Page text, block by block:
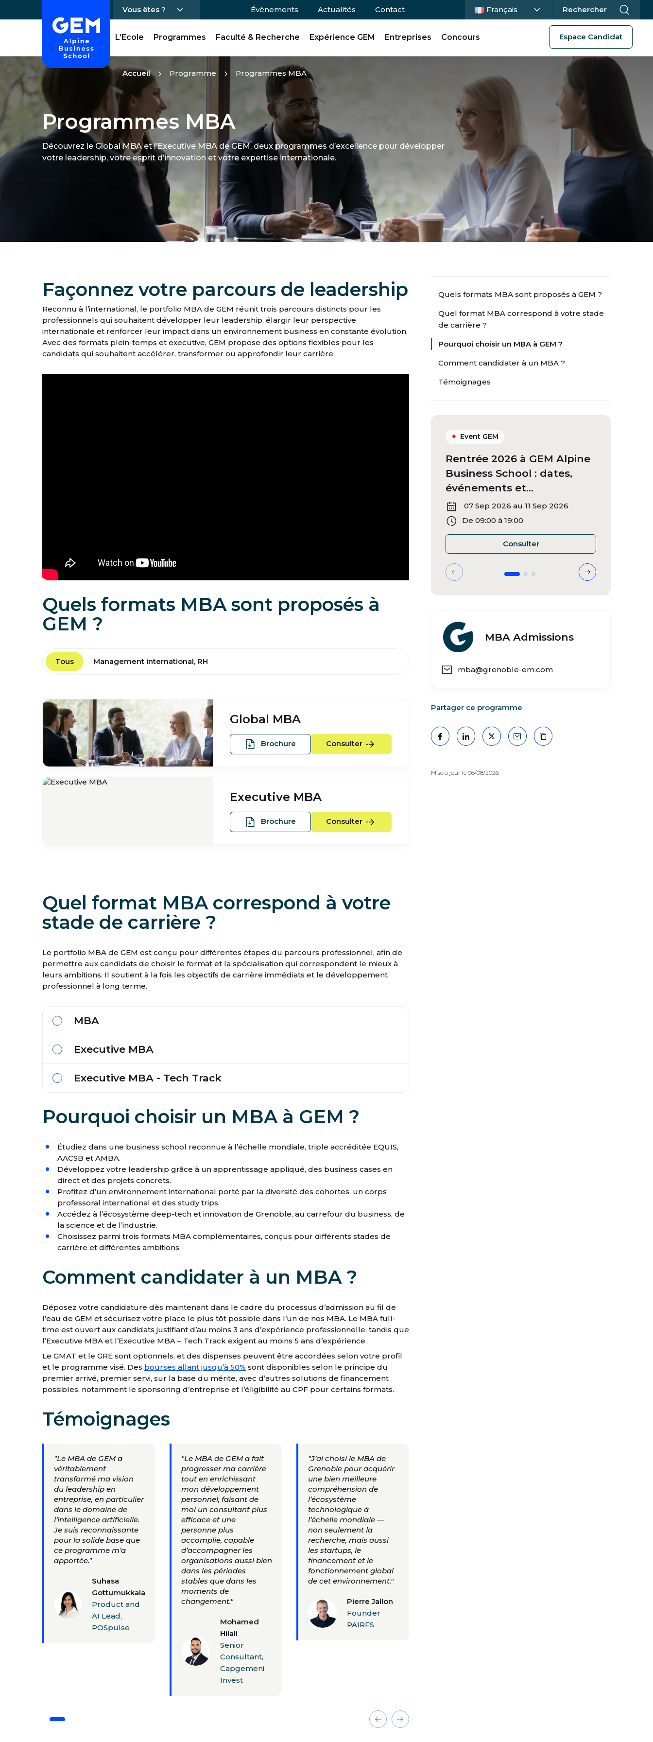
Passer directement au contenu
Accueil - GEM
Vous êtes ? Évènements Actualités Contact Langue actuelle :
Français Rechercher
L’Ecole Programmes Faculté & Recherche Expérience GEM Entreprises Concours Espace Candidat
Accueil Programme Programmes MBA
Programmes MBA
Découvrez le Global MBA et l’Executive MBA de GEM, deux programmes d’excellence pour développer
votre leadership, votre esprit d’innovation et votre expertise internationale.
Quels formats MBA sont proposés à GEM ?
Quel format MBA correspond à votre stade
de carrière ?
Pourquoi choisir un MBA à GEM ?
Comment candidater à un MBA ?
Témoignages
Event GEM
Rentrée 2026 à GEM Alpine
Business School : dates,
événements et
informations
07 Sep 2026 au 11 Sep 2026
De 09:00 à 19:00
ConsulterRentrée 2026 à GEM Alpine
Diapositive 1
Diapositive 2
Diapositive 3
MBA Admissions
mba@grenoble-em.com
Partager ce programme
FacebookLinkedInX
Mail
Copier le lien
Mise à jour le 06/08/2026
Façonnez votre parcours de leadership
Reconnu à l’international, le portfolio MBA de GEM réunit trois parcours distincts pour les
professionnels qui souhaitent développer leur leadership, élargir leur perspective
internationale et renforcer leur impact dans un environnement business en constante évolution.
Avec des formats plein-temps et executive, GEM propose des options flexibles pour les
candidats qui souhaitent accélérer, transformer ou approfondir leur carrière.
Quels formats MBA sont proposés à
GEM ?
Tous Management international, RH
Global MBA
Brochure Global MBAConsulter Global MBA
Executive MBA
Brochure Executive MBA
Consulter Executive MBA
Quel format MBA correspond à votre
stade de carrière ?
Le portfolio MBA de GEM est conçu pour différentes étapes du parcours professionnel, afin de
permettre aux candidats de choisir le format et la spécialisation qui correspondent le mieux à
leurs ambitions. Il soutient à la fois les objectifs de carrière immédiats et le développement
professionnel à long terme.
MBA
Executive MBA
Executive MBA - Tech Track
Pourquoi choisir un MBA à GEM ?
Étudiez dans une business school reconnue à l’échelle mondiale, triple accréditée EQUIS,
AACSB et AMBA.
Développez votre leadership grâce à un apprentissage appliqué, des business cases en
direct et des projets concrets.
Profitez d’un environnement international porté par la diversité des cohortes, un corps
professoral international et des study trips.
Accédez à l’écosystème deep-tech et innovation de Grenoble, au carrefour du business, de
la science et de l’industrie.
Choisissez parmi trois formats MBA complémentaires, conçus pour différents stades de
carrière et différentes ambitions.
Comment candidater à un MBA ?
Déposez votre candidature dès maintenant dans le cadre du processus d’admission au fil de
l’eau de GEM et sécurisez votre place le plus tôt possible dans l’un de nos MBA. Le MBA full-
time est ouvert aux candidats justifiant d’au moins 3 ans d’expérience professionnelle, tandis que
l’Executive MBA et l’Executive MBA – Tech Track exigent au moins 5 ans d’expérience.
Le GMAT et le GRE sont optionnels, et des dispenses peuvent être accordées selon votre profil
et le programme visé. Des bourses allant jusqu’à 50% sont disponibles selon le principe du
premier arrivé, premier servi, sur la base du mérite, avec d’autres solutions de financement
possibles, notamment le sponsoring d’entreprise et l’éligibilité au CPF pour certains formats.
Témoignages
"Le MBA de GEM a
véritablement
transformé ma vision
du leadership en
entreprise, en particulier
dans le domaine de
l’intelligence artificielle.
Je suis reconnaissante
pour la solide base que
ce programme m’a
apportée."
Suhasa
Gottumukkala
Product and
AI Lead,
POSpulse
"Le MBA de GEM a fait
progresser ma carrière
tout en enrichissant
mon développement
personnel, faisant de
moi un consultant plus
efficace et une
personne plus
accomplie, capable
d’accompagner les
organisations aussi bien
dans les périodes
stables que dans les
moments de
changement."
Mohamed
Hilali
Senior
Consultant,
Capgemeni
Invest
"J’ai choisi le MBA de
Grenoble pour acquérir
une bien meilleure
compréhension de
l’écosystème
technologique à
l’échelle mondiale —
non seulement la
recherche, mais aussi
les startups, le
financement et le
fonctionnement global
de cet environnement."
Pierre Jallon
Founder
PAIRFS
Diapositive 1 Précédent
Suivant